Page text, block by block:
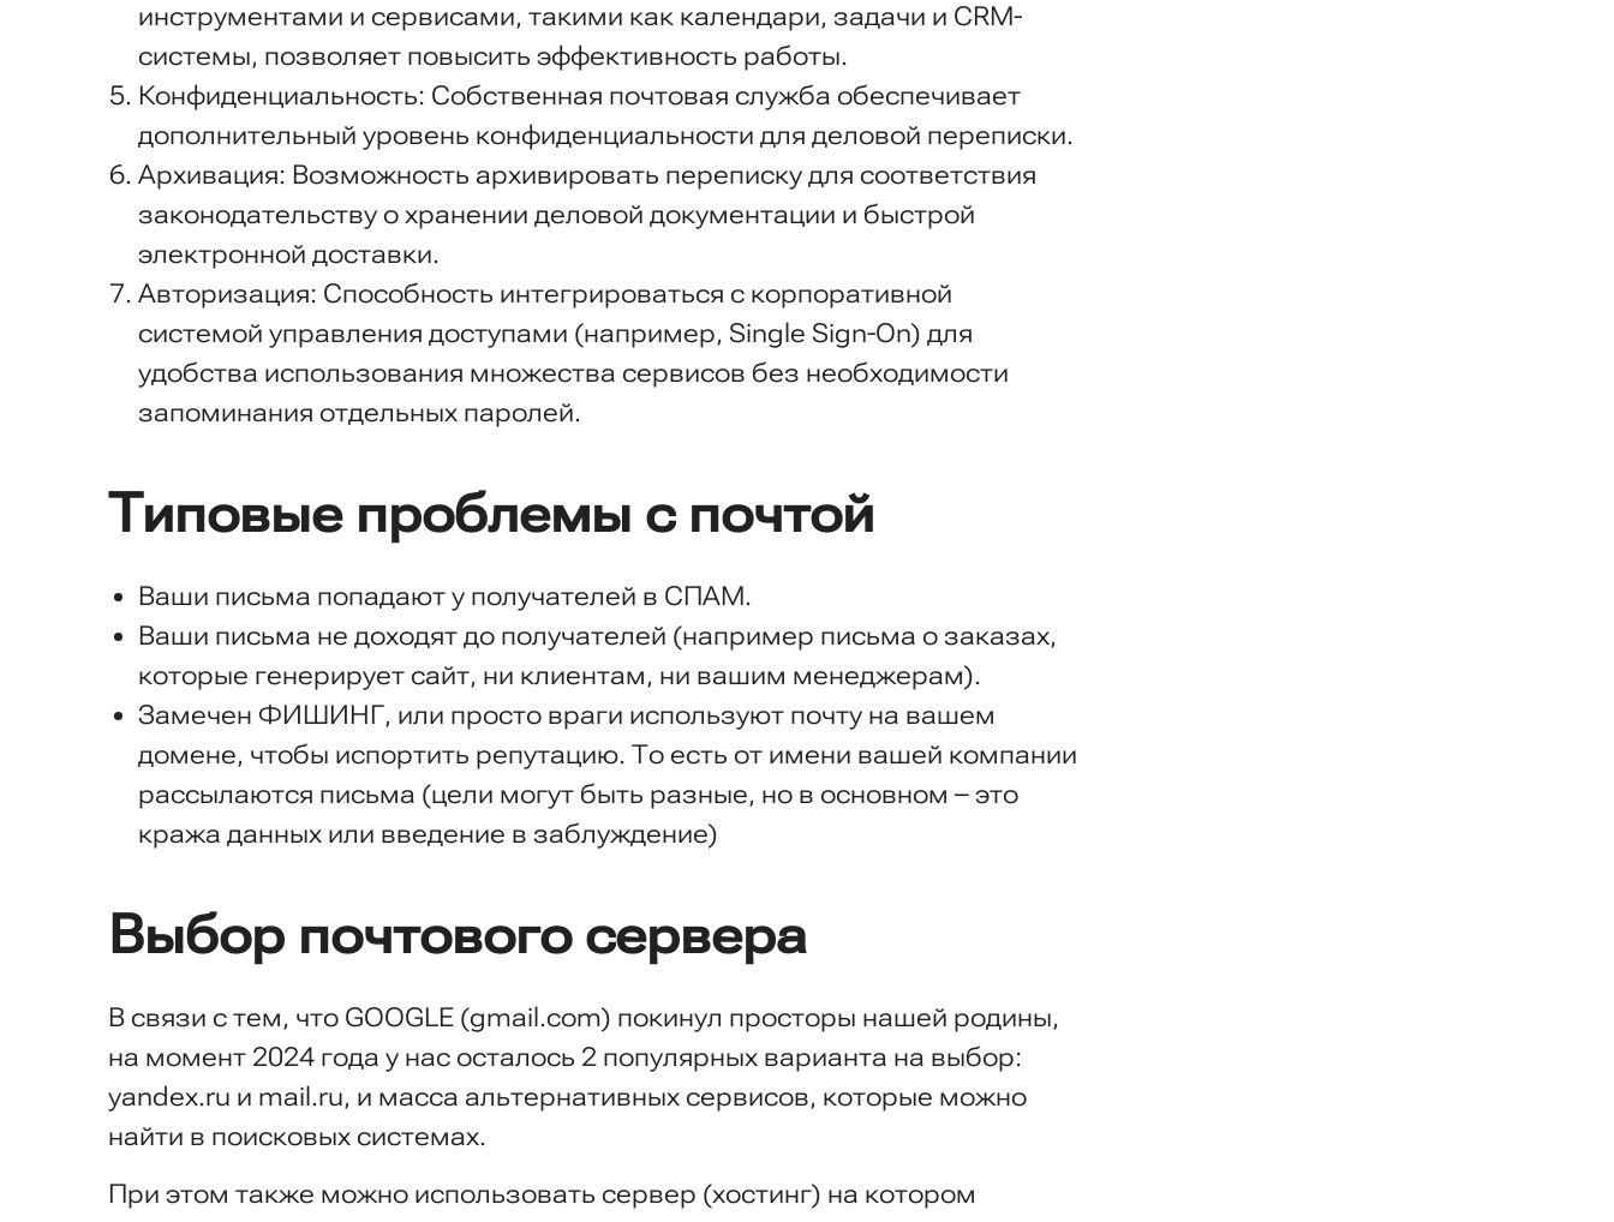
инструментами и сервисами, такими как календари, задачи и CRM-
системы, позволяет повысить эффективность работы.
Конфиденциальность: Собственная почтовая служба обеспечивает
дополнительный уровень конфиденциальности для деловой переписки.
Архивация: Возможность архивировать переписку для соответствия
законодательству о хранении деловой документации и быстрой
электронной доставки.
Авторизация: Способность интегрироваться с корпоративной
системой управления доступами (например, Single Sign-On) для
удобства использования множества сервисов без необходимости
запоминания отдельных паролей.
Типовые проблемы с почтой
Ваши письма попадают у получателей в СПАМ.
Ваши письма не доходят до получателей (например письма о заказах,
которые генерирует сайт, ни клиентам, ни вашим менеджерам).
Замечен ФИШИНГ, или просто враги используют почту на вашем
домене, чтобы испортить репутацию. То есть от имени вашей компании
рассылаются письма (цели могут быть разные, но в основном – это
кража данных или введение в заблуждение)
Выбор почтового сервера
В связи с тем, что GOOGLE (gmail.com) покинул просторы нашей родины,
на момент 2024 года у нас осталось 2 популярных варианта на выбор:
yandex.ru и mail.ru, и масса альтернативных сервисов, которые можно
найти в поисковых системах.
При этом также можно использовать сервер (хостинг) на котором